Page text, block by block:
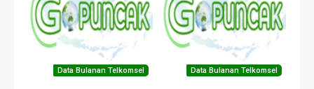
Data Bulanan Telkomsel Data Bulanan Telkomsel